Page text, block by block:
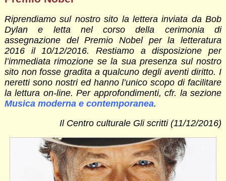
Riprendiamo sul nostro sito la lettera inviata da Bob
Dylan e letta nel corso della cerimonia di
assegnazione del Premio Nobel per la letteratura
2016 il 10/12/2016. Restiamo a disposizione per
l’immediata rimozione se la sua presenza sul nostro
sito non fosse gradita a qualcuno degli aventi diritto. I
neretti sono nostri ed hanno l’unico scopo di facilitare
la lettura on-line. Per approfondimenti, cfr. la sezione
Musica moderna e contemporanea.
Il Centro culturale Gli scritti (11/12/2016)